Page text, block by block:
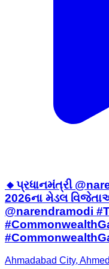
🔸પ્રધાનમંત્રી
2026ના મેડલ
@narendramodi
Ahmadabad City,